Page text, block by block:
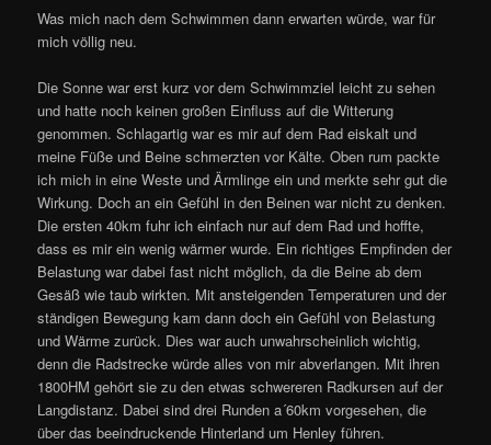
Was mich nach dem Schwimmen dann erwarten würde, war für
mich völlig neu.
Die Sonne war erst kurz vor dem Schwimmziel leicht zu sehen
und hatte noch keinen großen Einfluss auf die Witterung
genommen. Schlagartig war es mir auf dem Rad eiskalt und
meine Füße und Beine schmerzten vor Kälte. Oben rum packte
ich mich in eine Weste und Ärmlinge ein und merkte sehr gut die
Wirkung. Doch an ein Gefühl in den Beinen war nicht zu denken.
Die ersten 40km fuhr ich einfach nur auf dem Rad und hoffte,
dass es mir ein wenig wärmer wurde. Ein richtiges Empfinden der
Belastung war dabei fast nicht möglich, da die Beine ab dem
Gesäß wie taub wirkten. Mit ansteigenden Temperaturen und der
ständigen Bewegung kam dann doch ein Gefühl von Belastung
und Wärme zurück. Dies war auch unwahrscheinlich wichtig,
denn die Radstrecke würde alles von mir abverlangen. Mit ihren
1800HM gehört sie zu den etwas schwereren Radkursen auf der
Langdistanz. Dabei sind drei Runden a´60km vorgesehen, die
über das beeindruckende Hinterland um Henley führen.